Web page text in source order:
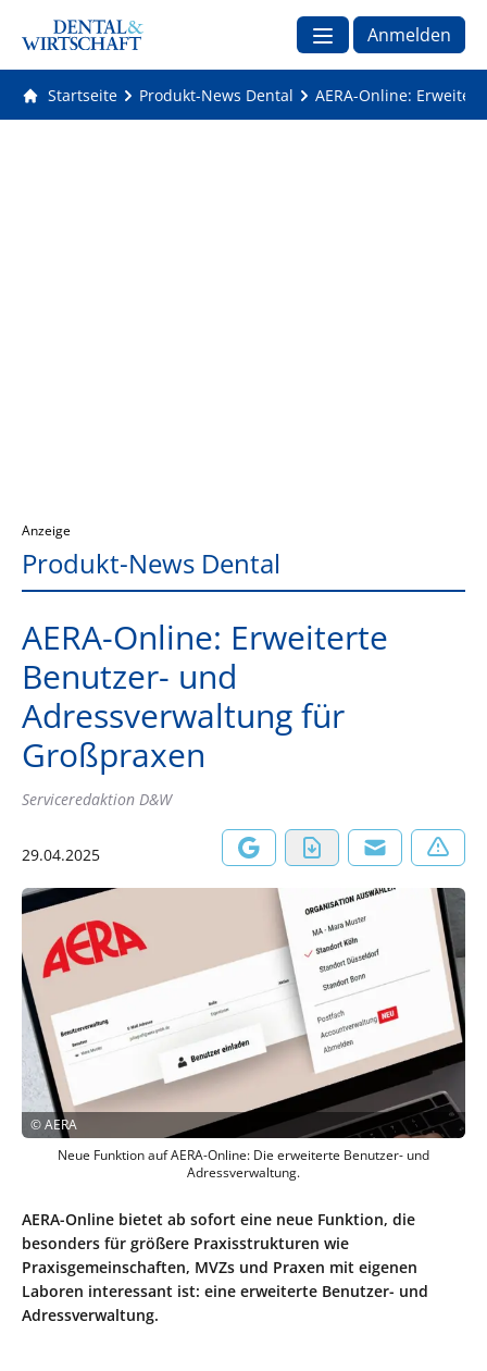
Anmelden
Startseite Produkt-News Dental AERA-Online:
Anzeige
Produkt-News Dental
AERA-Online: Erweiterte
Benutzer- und
Adressverwaltung für
Großpraxen
Serviceredaktion D&W
29.04.2025
©AERA
Neue Funktion auf AERA-Online: Die erweiterte Benutzer- und
Adressverwaltung.
AERA-Online bietet ab sofort eine neue Funktion, die
besonders für größere Praxisstrukturen wie
Praxisgemeinschaften, MVZs und Praxen mit eigenen
Laboren interessant ist: eine erweiterte Benutzer- und
Adressverwaltung.